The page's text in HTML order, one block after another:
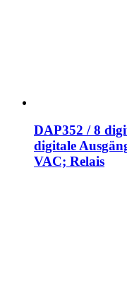
DAP352 / 8
digitale
VAC; Relais